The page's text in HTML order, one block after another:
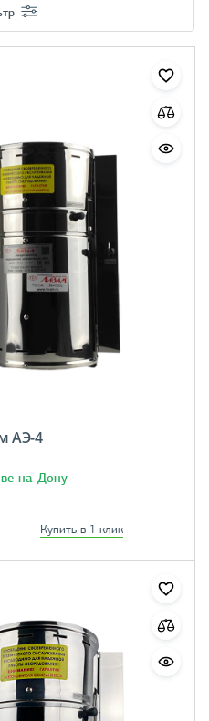
АЭ-4
на-Дону
Купить в 1 клик